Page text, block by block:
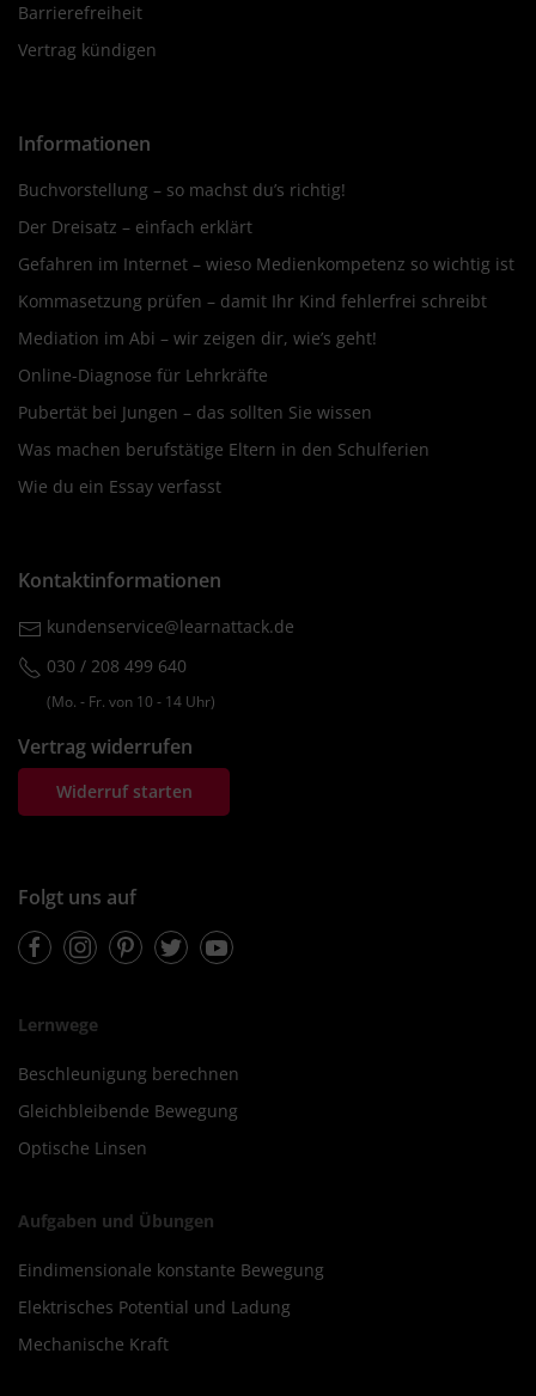
Barrierefreiheit
Vertrag kündigen
Informationen
Buchvorstellung – so machst du’s richtig!
Der Dreisatz – einfach erklärt
Gefahren im Internet – wieso Medienkompetenz so wichtig ist
Kommasetzung prüfen – damit Ihr Kind fehlerfrei schreibt
Mediation im Abi – wir zeigen dir, wie’s geht!
Online-Diagnose für Lehrkräfte
Pubertät bei Jungen – das sollten Sie wissen
Was machen berufstätige Eltern in den Schulferien
Wie du ein Essay verfasst
Kontaktinformationen
kundenservice@learnattack.de
030 / 208 499 640
(Mo. ‐ Fr. von 10 ‐ 14 Uhr)
Vertrag widerrufen
Widerruf starten
Folgt uns auf
FacebookInstagramPinterestTwitterYoutube
Lernwege
Beschleunigung berechnen
Gleichbleibende Bewegung
Optische Linsen
Aufgaben und Übungen
Eindimensionale konstante Bewegung
Elektrisches Potential und Ladung
Mechanische Kraft